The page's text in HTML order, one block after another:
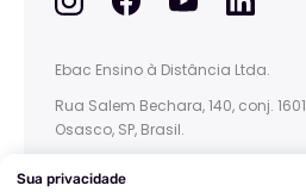
Ebac Ensino à Distância Ltda.
Rua Salem Bechara, 140, conj.
Osasco, SP, Brasil.